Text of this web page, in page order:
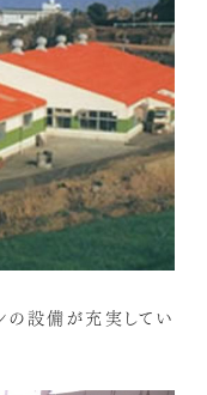
の設備が充実してい